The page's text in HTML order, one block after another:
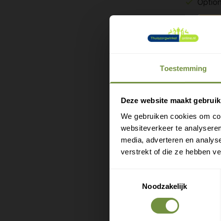
Toestemming
Deze website maakt
We gebruiken cookies om
websiteverkeer te
media, adverteren en
verstrekt of die ze hebben
Noodzakelijk
Able2
een deel
het